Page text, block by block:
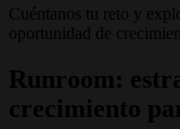
Cuéntanos tu reto y
oportunidad de
Runroom:
crecimiento